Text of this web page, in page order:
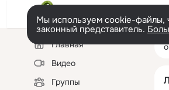
Мы используем cookie-файлы,
законный представитель.
Левая
колонкаГлавная
Видео
Группы